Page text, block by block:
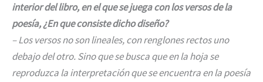
interior del libro, en el que se juega con los versos de la
poesía, ¿En que consiste dicho diseño?
– Los versos no son lineales, con renglones rectos uno
debajo del otro. Sino que se busca que en la hoja se
reproduzca la interpretación que se encuentra en la poesía